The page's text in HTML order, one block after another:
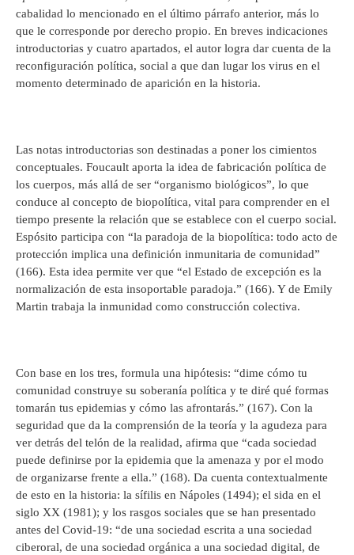
cabalidad lo mencionado en el último párrafo anterior, más lo
que le corresponde por derecho propio. En breves indicaciones
introductorias y cuatro apartados, el autor logra dar cuenta de la
reconfiguración política, social a que dan lugar los virus en el
momento determinado de aparición en la historia.
Las notas introductorias son destinadas a poner los cimientos
conceptuales. Foucault aporta la idea de fabricación política de
los cuerpos, más allá de ser “organismo biológicos”, lo que
conduce al concepto de biopolítica, vital para comprender en el
tiempo presente la relación que se establece con el cuerpo social.
Espósito participa con “la paradoja de la biopolítica: todo acto de
protección implica una definición inmunitaria de comunidad”
(166). Esta idea permite ver que “el Estado de excepción es la
normalización de esta insoportable paradoja.” (166). Y de Emily
Martin trabaja la inmunidad como construcción colectiva.
Con base en los tres, formula una hipótesis: “dime cómo tu
comunidad construye su soberanía política y te diré qué formas
tomarán tus epidemias y cómo las afrontarás.” (167). Con la
seguridad que da la comprensión de la teoría y la agudeza para
ver detrás del telón de la realidad, afirma que “cada sociedad
puede definirse por la epidemia que la amenaza y por el modo
de organizarse frente a ella.” (168). Da cuenta contextualmente
de esto en la historia: la sífilis en Nápoles (1494); el sida en el
siglo XX (1981); y los rasgos sociales que se han presentado
antes del Covid-19: “de una sociedad escrita a una sociedad
ciberoral, de una sociedad orgánica a una sociedad digital, de